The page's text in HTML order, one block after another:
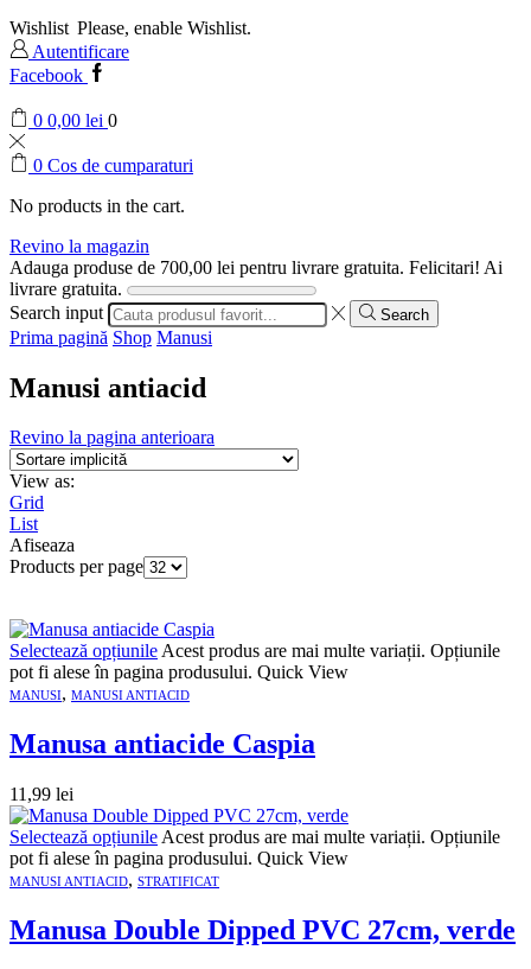
Wishlist Please, enable Wishlist.
Autentificare
Facebook
0 0,00 lei 0
0 Cos de cumparaturi
No products in the cart.
Revino la magazin
Adauga produse de 700,00 lei pentru livrare gratuita. Felicitari! Ai
livrare gratuita.
Search input
Search
Prima pagină Shop Manusi
Manusi antiacid
Revino la pagina anterioara
View as:
Grid
List
Afiseaza
Products per page
Selectează opțiunileAcest produs are mai multe variații. Opțiunile
pot fi alese în pagina produsului. Quick View
MANUSI, MANUSI ANTIACID
Manusa antiacide Caspia
11,99 lei
Selectează opțiunile Acest produs are mai multe variații. Opțiunile
pot fi alese în pagina produsului. Quick View
MANUSI ANTIACID, STRATIFICAT
Manusa Double Dipped PVC 27cm, verde